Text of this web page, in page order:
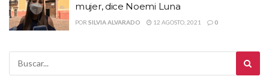
mujer, dice Noemi Luna
POR SILVIA ALVARADO 12 AGOSTO, 2021 0